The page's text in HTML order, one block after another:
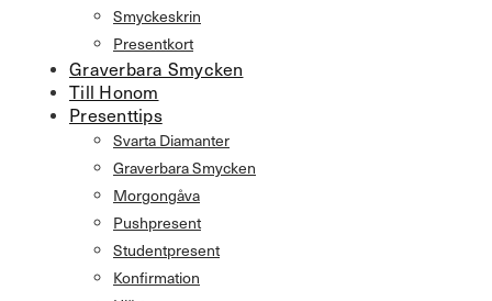
Smyckeskrin
Presentkort
Graverbara Smycken
Till Honom
Presenttips
Svarta Diamanter
Graverbara Smycken
Morgongåva
Pushpresent
Studentpresent
Konfirmation